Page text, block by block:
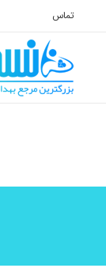
تماس